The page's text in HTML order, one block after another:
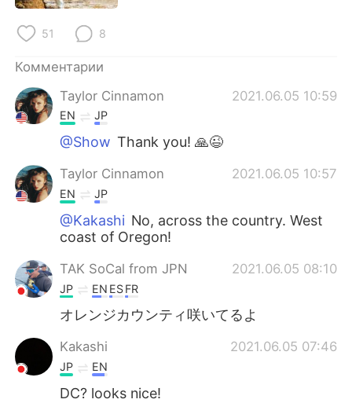
51 8
Комментарии
Taylor Cinnamon
2021.06.05 10:59
EN JP
@Show Thank you! 🙏😉
Taylor Cinnamon 2021.06.05 10:57
EN JP
@Kakashi No, across the country. West
coast of Oregon!
TAK SoCal from JPN 2021.06.05 08:10
JP EN ESFR
オレンジカウンティ咲いてるよ
Kakashi 2021.06.05 07:46
JP EN
DC? looks nice!